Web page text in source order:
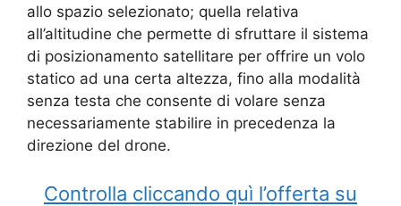
allo spazio selezionato; quella relativa
all’altitudine che permette di sfruttare il sistema
di posizionamento satellitare per offrire un volo
statico ad una certa altezza, fino alla modalità
senza testa che consente di volare senza
necessariamente stabilire in precedenza la
direzione del drone.
Controlla cliccando quì l’offerta su